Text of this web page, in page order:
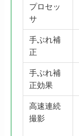
プロセッ
サ
手ぶれ補
正
手ぶれ補
正効果
高速連続
撮影